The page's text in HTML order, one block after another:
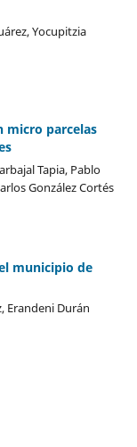
Yocupitzia
micro parcelas
Tapia, Pablo
González Cortés
municipio de
Erandeni Durán